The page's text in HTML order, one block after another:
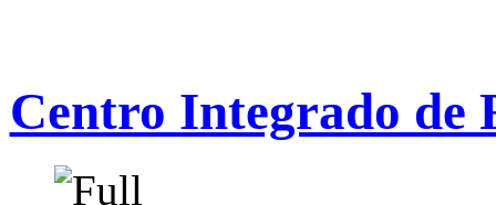
Centro Integrado de